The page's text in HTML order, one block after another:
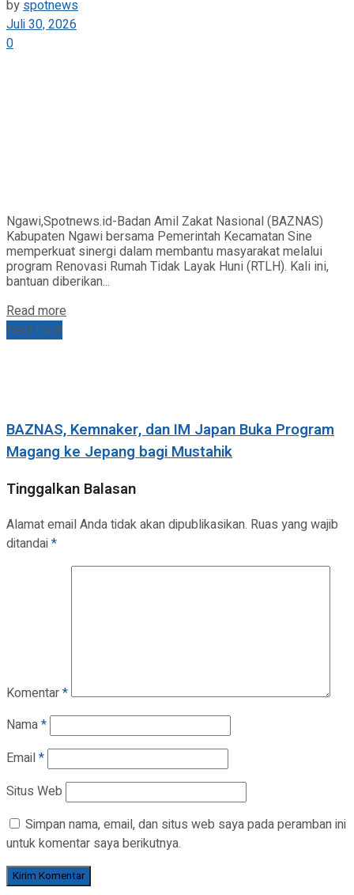
by spotnews
Juli 30, 2026
0
Ngawi,Spotnews.id-Badan Amil Zakat Nasional (BAZNAS)
Kabupaten Ngawi bersama Pemerintah Kecamatan Sine
memperkuat sinergi dalam membantu masyarakat melalui
program Renovasi Rumah Tidak Layak Huni (RTLH). Kali ini,
bantuan diberikan...
Read more
Next Post
BAZNAS, Kemnaker, dan IM Japan Buka Program
Magang ke Jepang bagi Mustahik
Tinggalkan Balasan
Alamat email Anda tidak akan dipublikasikan. Ruas yang wajib
ditandai*
Komentar*
Nama*
Email*
Situs Web
Simpan nama, email, dan situs web saya pada peramban ini
untuk komentar saya berikutnya.